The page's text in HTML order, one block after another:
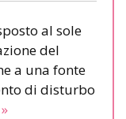
al sole
del
a una fonte
di disturbo
»